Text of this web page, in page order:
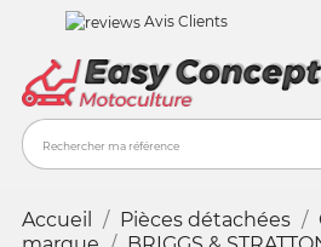
Avis Clients
Accueil Pièces détachées